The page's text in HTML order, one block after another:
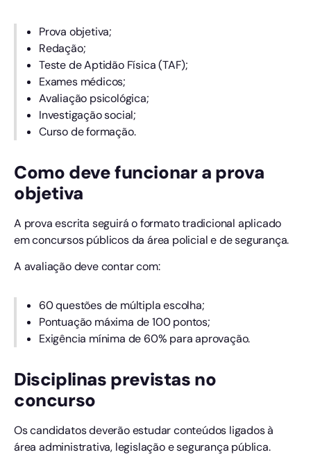
Prova objetiva;
Redação;
Teste de Aptidão Física (TAF);
Exames médicos;
Avaliação psicológica;
Investigação social;
Curso de formação.
Como deve funcionar a prova
objetiva
A prova escrita seguirá o formato tradicional aplicado
em concursos públicos da área policial e de segurança.
A avaliação deve contar com:
60 questões de múltipla escolha;
Pontuação máxima de 100 pontos;
Exigência mínima de 60% para aprovação.
Disciplinas previstas no
concurso
Os candidatos deverão estudar conteúdos ligados à
área administrativa, legislação e segurança pública.